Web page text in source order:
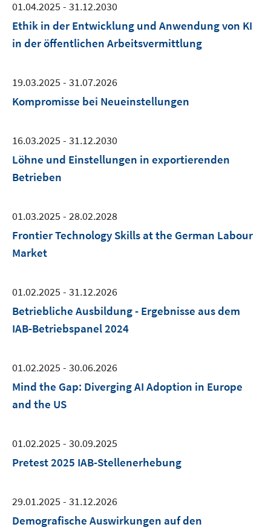
01.04.2025 - 31.12.2030
Ethik in der Entwicklung und Anwendung von KI
in der öffentlichen Arbeitsvermittlung
19.03.2025 - 31.07.2026
Kompromisse bei Neueinstellungen
16.03.2025 - 31.12.2030
Löhne und Einstellungen in exportierenden
Betrieben
01.03.2025 - 28.02.2028
Frontier Technology Skills at the German Labour
Market
01.02.2025 - 31.12.2026
Betriebliche Ausbildung - Ergebnisse aus dem
IAB-Betriebspanel 2024
01.02.2025 - 30.06.2026
Mind the Gap: Diverging AI Adoption in Europe
and the US
01.02.2025 - 30.09.2025
Pretest 2025 IAB-Stellenerhebung
29.01.2025 - 31.12.2026
Demografische Auswirkungen auf den